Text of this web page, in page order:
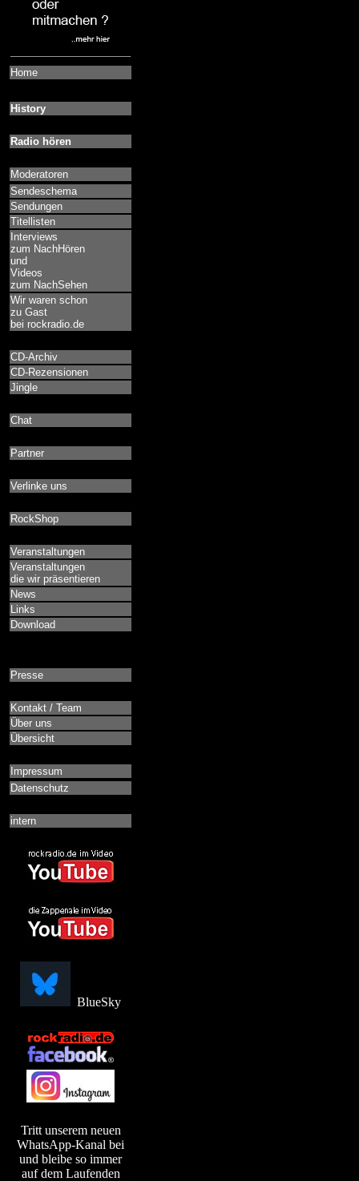
Home
History
Radio hören
Moderatoren
Sendeschema
Sendungen
Titellisten
Interviews
zum NachHören
und
Videos
zum NachSehen
Wir waren schon
zu Gast
bei rockradio.de
CD-Archiv
CD-Rezensionen
Jingle
Chat
Partner
Verlinke uns
RockShop
Veranstaltungen
Veranstaltungen
die wir präsentieren
News
Links
Download
Presse
Kontakt / Team
Über uns
Übersicht
Impressum
Datenschutz
intern
BlueSky
Tritt unserem neuen
WhatsApp-Kanal bei
und bleibe so immer
auf dem Laufenden